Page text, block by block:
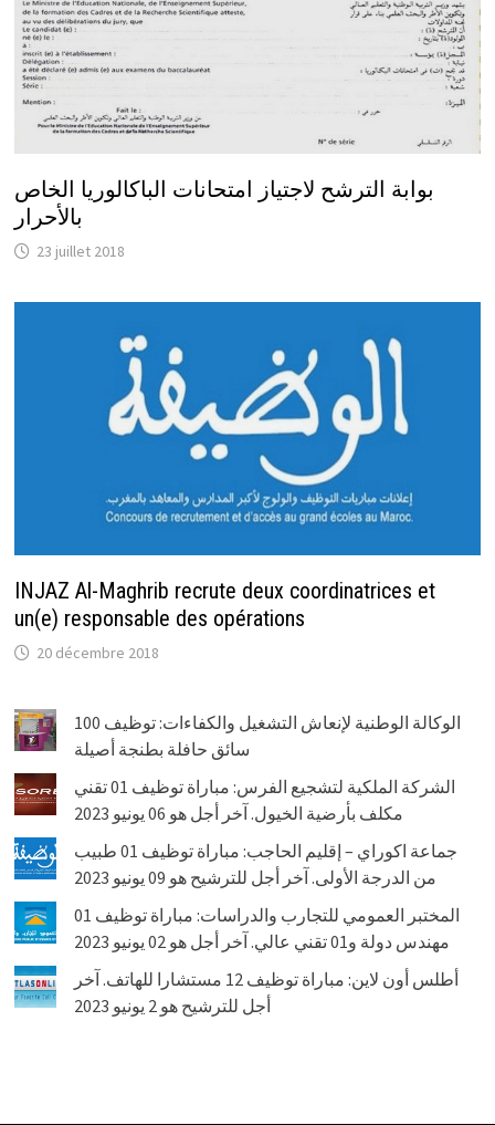
بوابة الترشح لاجتياز امتحانات الباكالوريا الخاص
بالأحرار
23 juillet 2018
INJAZ Al-Maghrib recrute deux coordinatrices et
un(e) responsable des opérations
20 décembre 2018
الوكالة الوطنية لإنعاش التشغيل والكفاءات: توظيف 100
سائق حافلة بطنجة أصيلة
الشركة الملكية لتشجيع الفرس: مباراة توظيف 01 تقني
مكلف بأرضية الخيول. آخر أجل هو 06 يونيو 2023
جماعة اكوراي – إقليم الحاجب: مباراة توظيف 01 طبيب
من الدرجة الأولى. آخر أجل للترشيح هو 09 يونيو 2023
المختبر العمومي للتجارب والدراسات: مباراة توظيف 01
مهندس دولة و01 تقني عالي. آخر أجل هو 02 يونيو 2023
أطلس أون لاين: مباراة توظيف 12 مستشارا للهاتف. آخر
أجل للترشيح هو 2 يونيو 2023